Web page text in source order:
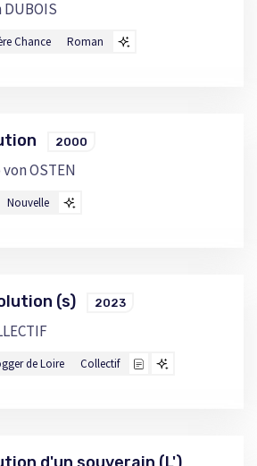
Chance Roman
2000
OSTEN
Nouvelle
(s) 2023
de Loire Collectif